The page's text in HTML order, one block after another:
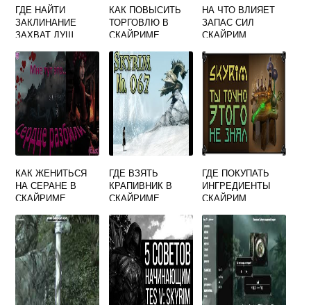
ГДЕ НАЙТИ
ЗАКЛИНАНИЕ
ЗАХВАТ ДУШ
КАК ПОВЫСИТЬ
ТОРГОВЛЮ В
СКАЙРИМЕ
НА ЧТО ВЛИЯЕТ
ЗАПАС СИЛ
СКАЙРИМ
КАК ЖЕНИТЬСЯ
НА СЕРАНЕ В
СКАЙРИМЕ
ГДЕ ВЗЯТЬ
КРАПИВНИК В
СКАЙРИМЕ
ГДЕ ПОКУПАТЬ
ИНГРЕДИЕНТЫ
СКАЙРИМ